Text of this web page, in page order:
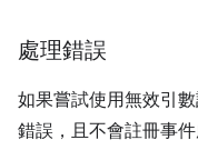
處理錯誤
如果嘗試使用無效引
錯誤，且不會註冊事